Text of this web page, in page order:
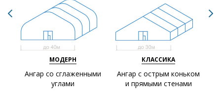
МОДЕРН
Ангар со сглаженными
углами
КЛАССИКА
Ангар с острым коньком
и прямыми стенами